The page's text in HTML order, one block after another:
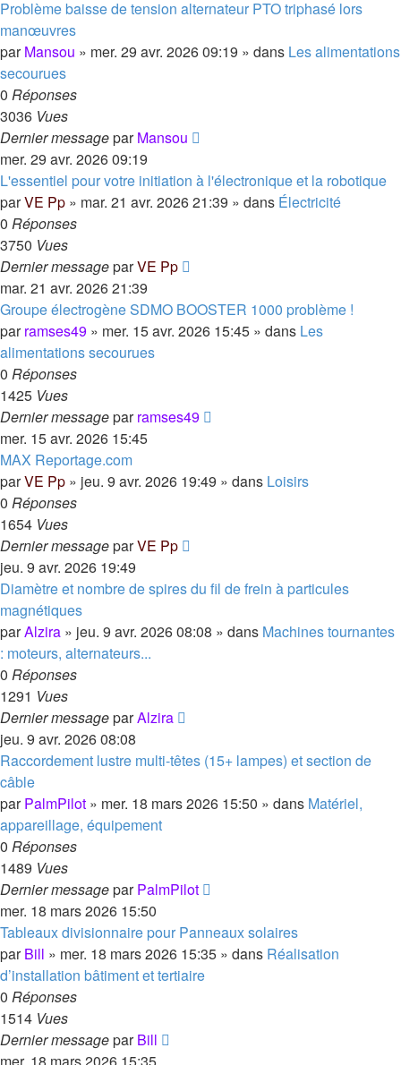
Problème baisse de tension alternateur PTO triphasé lors
manœuvres
parMansou » mer. 29 avr. 2026 09:19 » dans Les alimentations
secourues
0 Réponses
3036 Vues
Dernier messageparMansou
mer. 29 avr. 2026 09:19
L'essentiel pour votre initiation à l'électronique et la robotique
parVE Pp » mar. 21 avr. 2026 21:39 » dans Électricité
0 Réponses
3750 Vues
Dernier messageparVE Pp
mar. 21 avr. 2026 21:39
Groupe électrogène SDMO BOOSTER 1000 problème !
parramses49 » mer. 15 avr. 2026 15:45 » dans Les
alimentations secourues
0 Réponses
1425 Vues
Dernier messageparramses49
mer. 15 avr. 2026 15:45
MAX Reportage.com
parVE Pp » jeu. 9 avr. 2026 19:49 » dans Loisirs
0 Réponses
1654 Vues
Dernier messageparVE Pp
jeu. 9 avr. 2026 19:49
Diamètre et nombre de spires du fil de frein à particules
magnétiques
parAlzira » jeu. 9 avr. 2026 08:08 » dans Machines tournantes
: moteurs, alternateurs...
0 Réponses
1291 Vues
Dernier messageparAlzira
jeu. 9 avr. 2026 08:08
Raccordement lustre multi-têtes (15+ lampes) et section de
câble
parPalmPilot » mer. 18 mars 2026 15:50 » dans Matériel,
appareillage, équipement
0 Réponses
1489 Vues
Dernier messageparPalmPilot
mer. 18 mars 2026 15:50
Tableaux divisionnaire pour Panneaux solaires
parBill » mer. 18 mars 2026 15:35 » dans Réalisation
d’installation bâtiment et tertiaire
0 Réponses
1514 Vues
Dernier messageparBill